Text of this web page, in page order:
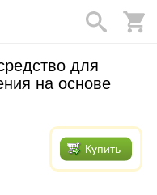
для
на основе
Купить